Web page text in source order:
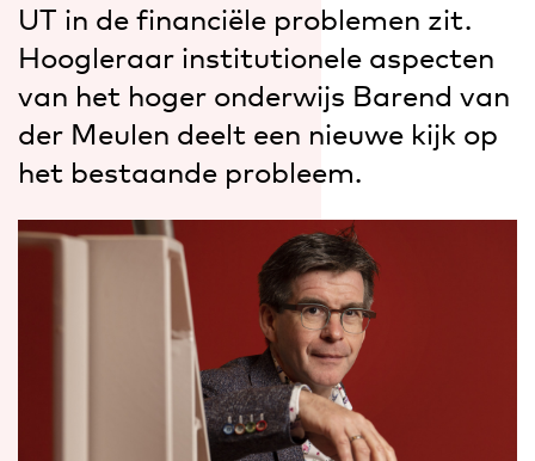
UT in de financiële problemen zit.
Hoogleraar institutionele aspecten
van het hoger onderwijs Barend van
der Meulen deelt een nieuwe kijk op
het bestaande probleem.